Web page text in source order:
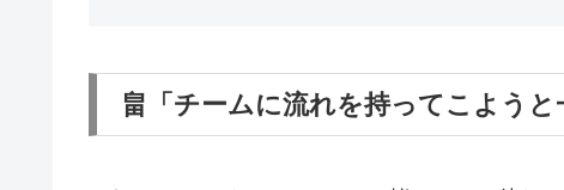
畠「チームに流れを持ってこようと